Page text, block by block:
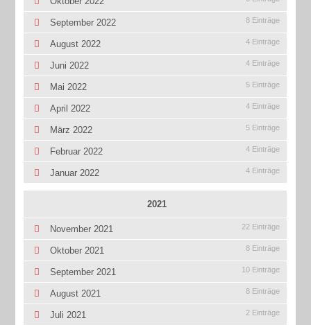
September 2022 8 Einträge
August 2022 4 Einträge
Juni 2022 4 Einträge
Mai 2022 5 Einträge
April 2022 4 Einträge
März 2022 5 Einträge
Februar 2022 4 Einträge
Januar 2022 4 Einträge
2021
November 2021 22 Einträge
Oktober 2021 8 Einträge
September 2021 10 Einträge
August 2021 8 Einträge
Juli 2021 2 Einträge